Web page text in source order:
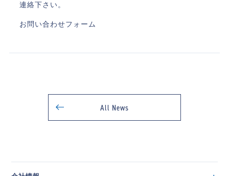
連絡下さい。
お問い合わせフォーム
All News